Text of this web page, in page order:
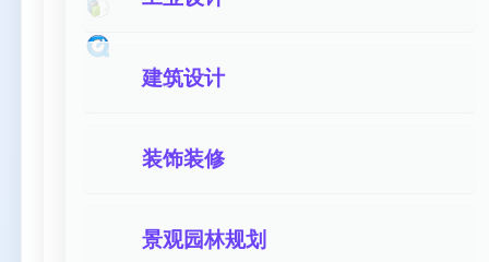
建筑设计
装饰装修
景观园林规划